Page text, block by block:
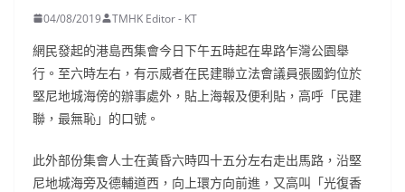
04/08/2019 TMHK Editor - KT
網民發起的港島西集會今日下午五時起在卑路乍灣公園舉
行。至六時左右，有示威者在民建聯立法會議員張國鈞位於
堅尼地城海傍的辦事處外，貼上海報及便利貼，高呼「民建
聯，最無恥」的口號。
此外部份集會人士在黃昏六時四十五分左右走出馬路，沿堅
尼地城海旁及德輔道西，向上環方向前進，又高叫「光復香